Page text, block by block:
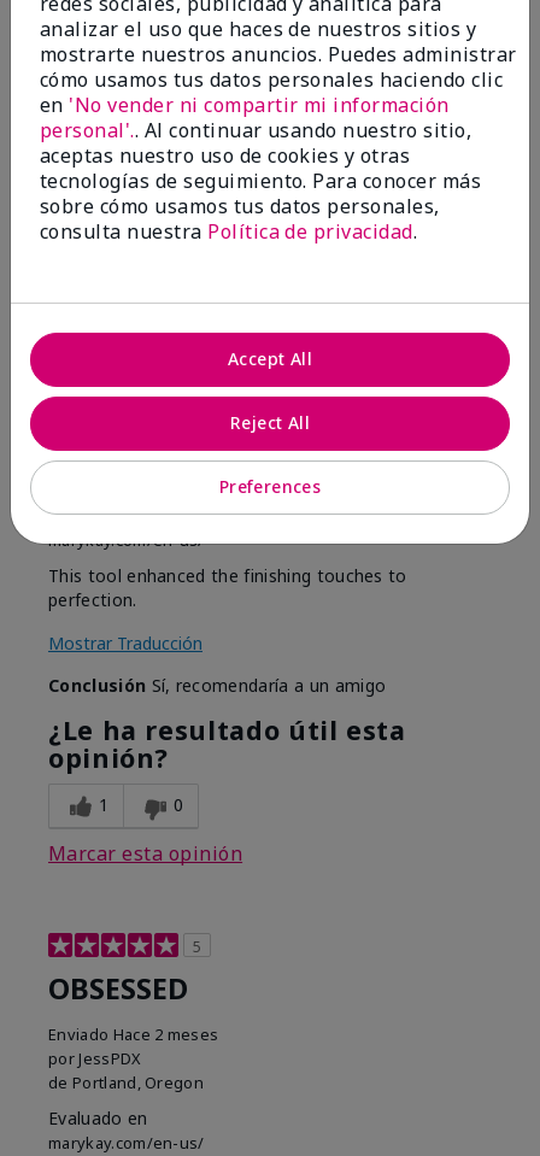
1 estrella
0
Evaluado por 2 clientes
MK completion sponge
porShirley "Girl"
Evaluado en
marykay.com/en-us/
This tool enhanced the finishing touches to
perfection.
Mostrar Traducción
Conclusión Sí, recomendaría a un amigo
¿Le ha resultado útil esta
opinión?
1 0
Marcar esta opinión
5
OBSESSED
Enviado Hace 2 meses
por JessPDX
de Portland, Oregon
Evaluado en
marykay.com/en-us/
analizar el uso que haces de nuestros sitios y
mostrarte nuestros anuncios. Puedes administrar
cómo usamos tus datos personales haciendo clic
en 'No vender ni compartir mi información
personal'.. Al continuar usando nuestro sitio,
aceptas nuestro uso de cookies y otras
tecnologías de seguimiento. Para conocer más
sobre cómo usamos tus datos personales,
consulta nuestra Política de privacidad.
Preferences
Reject All
Accept All